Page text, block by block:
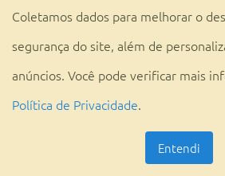
Coletamos dados para melhorar o
segurança do site, além de
anúncios. Você pode verificar mais
Política de Privacidade.
Entendi